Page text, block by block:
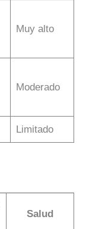
Muy alto
Moderado
Limitado
Salud